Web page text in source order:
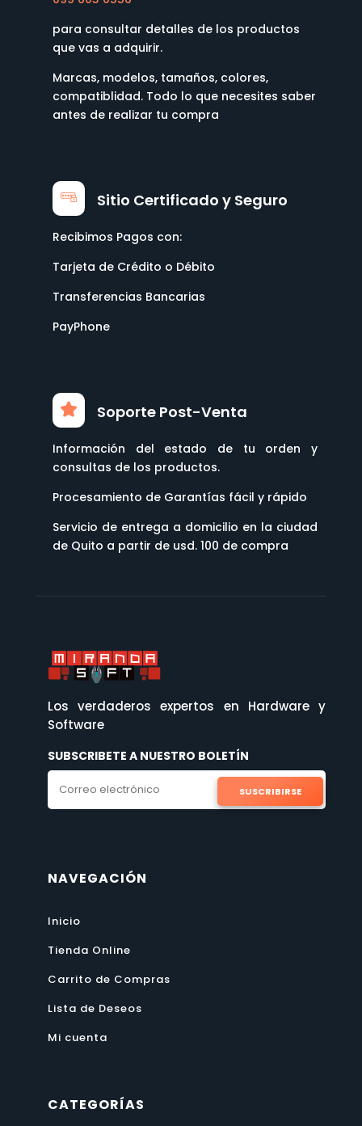
para consultar detalles de los productos
que vas a adquirir.
Marcas, modelos, tamaños, colores,
compatiblidad. Todo lo que necesites saber
antes de realizar tu compra
Sitio Certificado y Seguro
Recibimos Pagos con:
Tarjeta de Crédito o Débito
Transferencias Bancarias
PayPhone
Soporte Post-Venta
Información del estado de tu orden y
consultas de los productos.
Procesamiento de Garantías fácil y rápido
Servicio de entrega a domicilio en la ciudad
de Quito a partir de usd. 100 de compra
Los verdaderos expertos en Hardware y
Software
SUBSCRIBETE A NUESTRO BOLETÍN
SUSCRIBIRSE
NAVEGACIÓN
Inicio
Tienda Online
Carrito de Compras
Lista de Deseos
Mi cuenta
CATEGORÍAS